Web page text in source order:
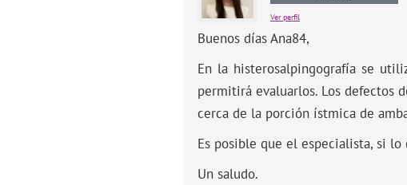
Ver perfil
Buenos días Ana84,
En la histerosalpingografía se
permitirá evaluarlos. Los defectos
cerca de la porción ístmica de
Es posible que el especialista, si
Un saludo.